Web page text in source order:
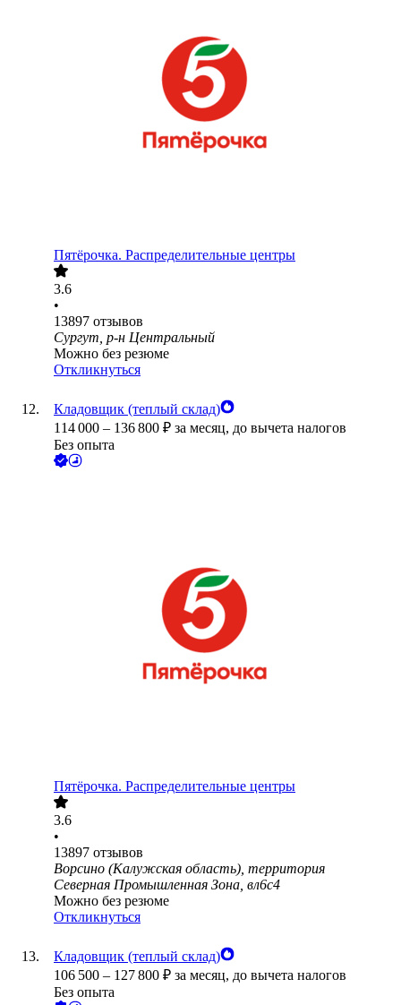
Пятёрочка. Распределительные центры
3.6
•
13897 отзывов
Сургут, р-н Центральный
Можно без резюме
Откликнуться
Кладовщик (теплый склад)
114 000 – 136 800 ₽ за месяц, до вычета налогов
Без опыта
Пятёрочка. Распределительные центры
3.6
•
13897 отзывов
Ворсино (Калужская область), территория
Северная Промышленная Зона, вл6с4
Можно без резюме
Откликнуться
Кладовщик (теплый склад)
106 500 – 127 800 ₽ за месяц, до вычета налогов
Без опыта